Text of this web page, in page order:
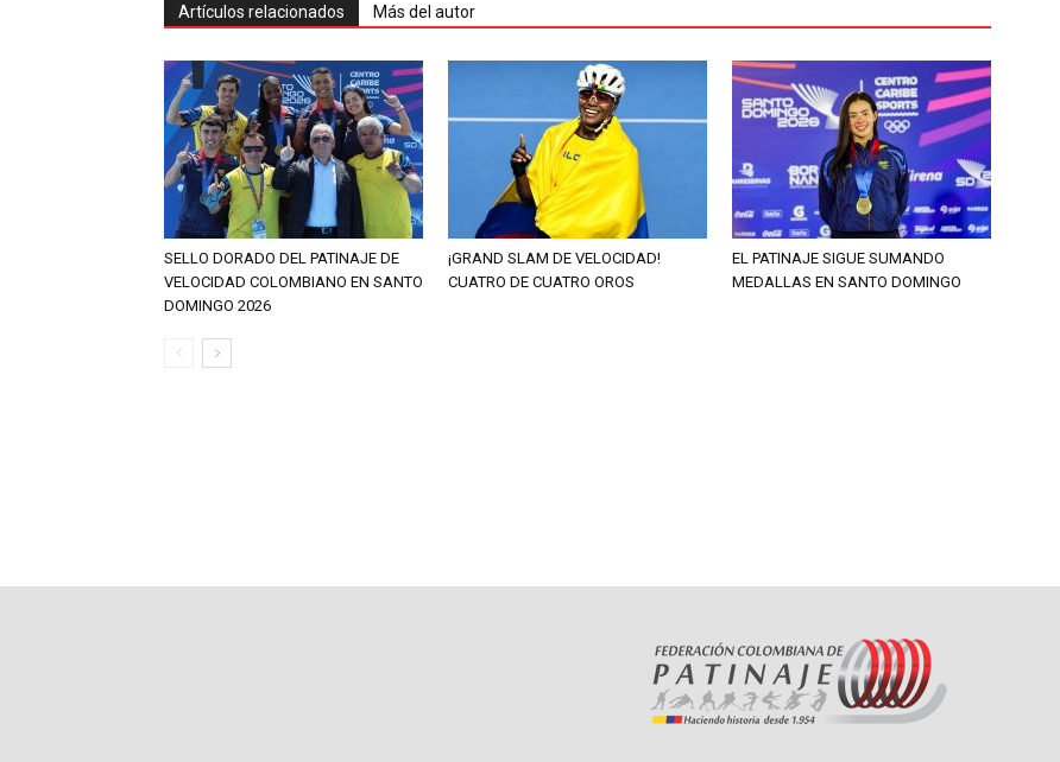
Artículos relacionados Más del autor
SELLO DORADO DEL PATINAJE DE
VELOCIDAD COLOMBIANO EN SANTO
DOMINGO 2026
¡GRAND SLAM DE VELOCIDAD!
CUATRO DE CUATRO OROS
EL PATINAJE SIGUE SUMANDO
MEDALLAS EN SANTO DOMINGO